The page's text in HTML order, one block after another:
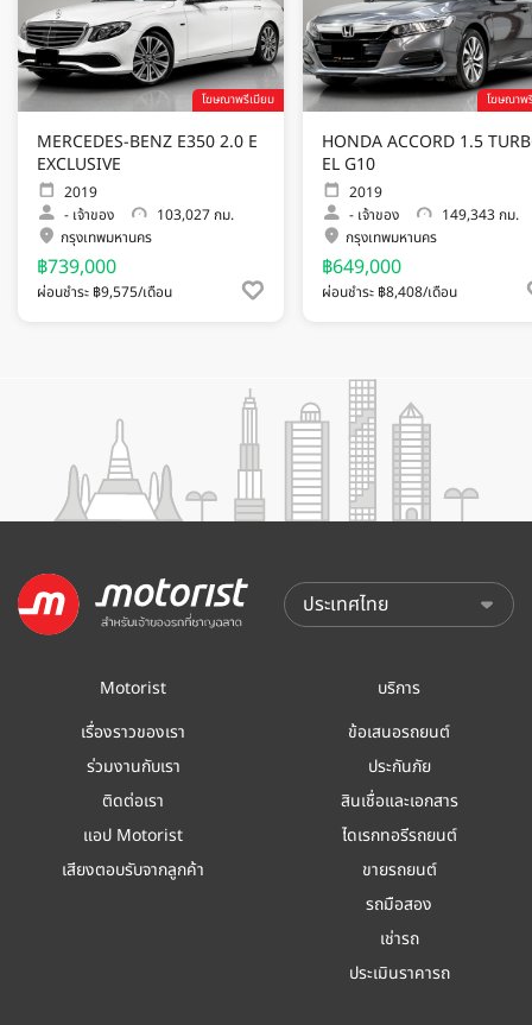
โฆษณาพรีเมียม
MERCEDES-BENZ E350 2.0 E
EXCLUSIVE
2019
- เจ้าของ
103,027 กม.
กรุงเทพมหานคร
฿739,000
ผ่อนชำระ ฿9,575/เดือน
โฆษณาพ
HONDA ACCORD 1.5
EL G10
2019
- เจ้าของ
149,343 กม.
กรุงเทพมหานคร
฿649,000
ผ่อนชำระ ฿8,408/เดือน
Motorist
เรื่องราวของเรา
ร่วมงานกับเรา
ติดต่อเรา
แอป Motorist
เสียงตอบรับจากลูกค้า
บริการ
ข้อเสนอรถยนต์
ประกันภัย
สินเชื่อและเอกสาร
ไดเรกทอรีรถยนต์
ขายรถยนต์
รถมือสอง
เช่ารถ
ประเมินราคารถ